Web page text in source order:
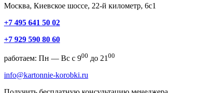
Москва, Киевское шоссе, 22-й километр, 6с1
+7 495 641 50 02
+7 929 590 80 60
работаем: Пн — Вс с 900 до 21 00
info@kartonnie-korobki.ru